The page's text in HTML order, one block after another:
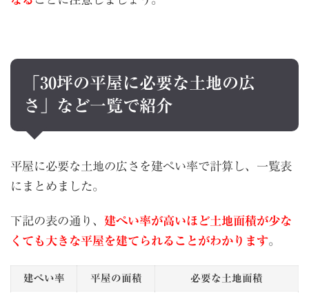
「30坪の平屋に必要な土地の広
さ」など一覧で紹介
平屋に必要な土地の広さを建ぺい率で計算し、一覧表
にまとめました。
下記の表の通り、 建ぺい率が高いほど土地面積が少な
くても大きな平屋を建てられることがわかります。
建ぺい率 平屋の面積 必要な土地面積